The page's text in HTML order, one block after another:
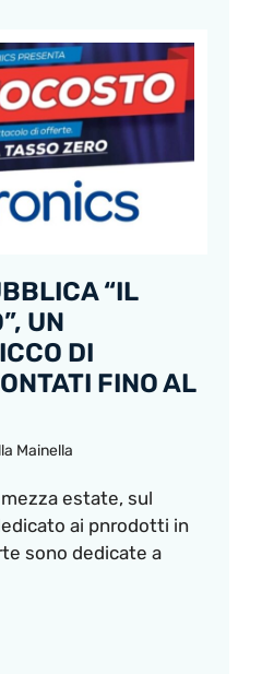
“IL
UN
DI
FINO AL
Mainella
estate, sul
ai pnrodotti in
sono dedicate a